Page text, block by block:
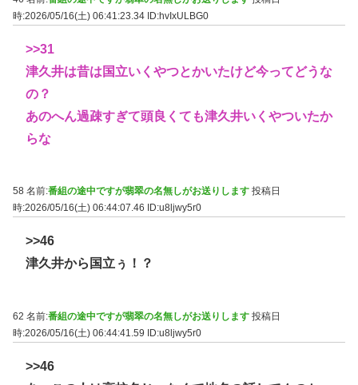
時:2026/05/16(土) 06:41:23.34 ID:hvIxULBG0
>>31
津久井は昔は国立いくやつとかいたけど今ってどうな
の？
あのへん過疎すぎて頭良くても津久井いくやついたか
らな
58 名前:番組の途中ですが翡翠の名無しがお送りします 投稿日
時:2026/05/16(土) 06:44:07.46
ID:u8ljwy5r0
>>46
津久井から国立ぅ！？
62 名前:番組の途中ですが翡翠の名無しがお送りします 投稿日
時:2026/05/16(土) 06:44:41.59
ID:u8ljwy5r0
>>46